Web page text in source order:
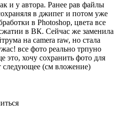
и у автора. Ранее рав файлы
в джипег и потом уже
в Photoshop, цвета все
в ВК. Сейчас же заменила
на camera raw, но стала
все фото реально трпуно
это, хочу сохранить фото для
следующее (см вложение)